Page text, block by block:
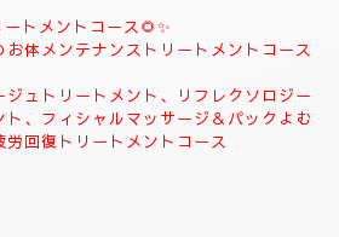
ージュトリートメント、リフレ
トリートメント足ツボ疲労回復
プカサイ＆リンガムトリートメ
ース
よむぎ蒸しコース
よむぎ蒸しコース
よむぎ蒸しコース